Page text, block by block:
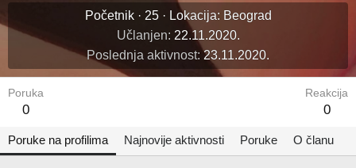
Početnik · 25 · Lokacija: Beograd
Učlanjen 22.11.2020.
Poslednja aktivnost 23.11.2020.
Poruka
0
Reakcija
0
Poruke na profilima Najnovije aktivnosti Poruke O članu